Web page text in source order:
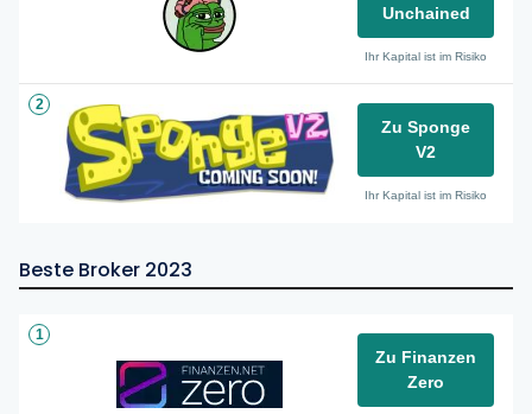
Unchained
Ihr Kapital ist im Risiko
2
Zu Sponge
V2
Ihr Kapital ist im Risiko
Beste Broker 2023
1
Zu Finanzen
Zero